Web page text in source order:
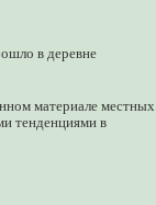
в деревне
материале местных
тенденциями в